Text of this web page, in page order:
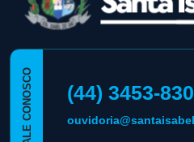
FALE CONOSCO (44) 3453-